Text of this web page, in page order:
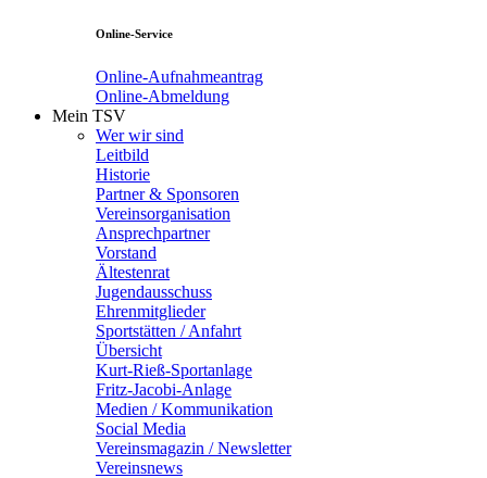
Online-Service
Online-Aufnahmeantrag
Online-Abmeldung
Mein TSV
Wer wir sind
Leitbild
Historie
Partner & Sponsoren
Vereinsorganisation
Ansprechpartner
Vorstand
Ältestenrat
Jugendausschuss
Ehrenmitglieder
Sportstätten / Anfahrt
Übersicht
Kurt-Rieß-Sportanlage
Fritz-Jacobi-Anlage
Medien / Kommunikation
Social Media
Vereinsmagazin / Newsletter
Vereinsnews